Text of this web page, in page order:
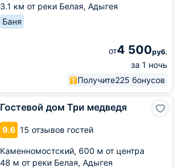
3.1 км от реки Белая, Адыгея
Баня
от4 500руб.
за 1 ночь
Получите225 бонусов
Гостевой дом Три медведя
9.6 15 отзывов гостей
Каменномостский, 600 м от центра
48 м от реки Белая, Адыгея